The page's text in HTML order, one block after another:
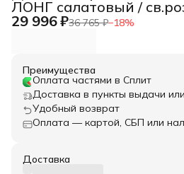
ЛОНГ салатовый /
29 996 ₽36 765 ₽−18%
Преимущества
Оплата частями в Сплит
Доставка в пункты выдачи
Удобный возврат
Оплата — картой, СБП или
Доставка